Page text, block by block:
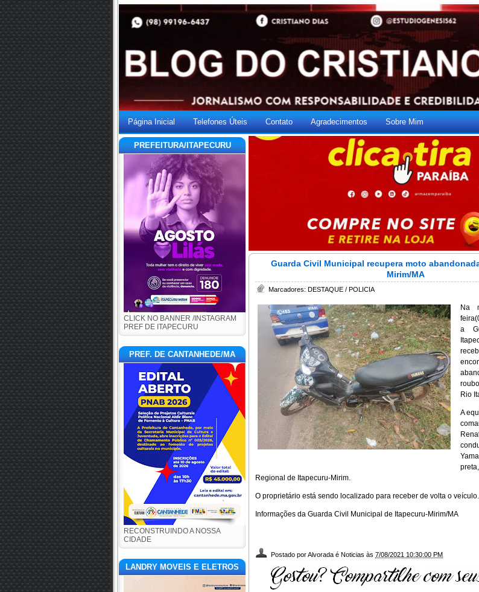
Página Inicial Telefones Úteis Contato Agradecimentos Sobre Mim
PREFEITURA/ITAPECURU
CLICK NO BANNER /INSTAGRAM
PREF DE ITAPECURU
PREF. DE CANTANHEDE/MA
RECONSTRUINDO A NOSSA
CIDADE
LANDRY MOVEIS E ELETROS
Guarda Civil Municipal recupera moto
Mirim/MA
Marcadores: DESTAQUE / POLICIA
Na
a
Rio
A
Regional de Itapecuru-Mirim.
O proprietário está sendo localizado para receber de volta o veículo.
Informações da Guarda Civil Municipal de Itapecuru-Mirim/MA
Postado porAlvorada é Noticias às 7/08/2021 10:30:00 PM